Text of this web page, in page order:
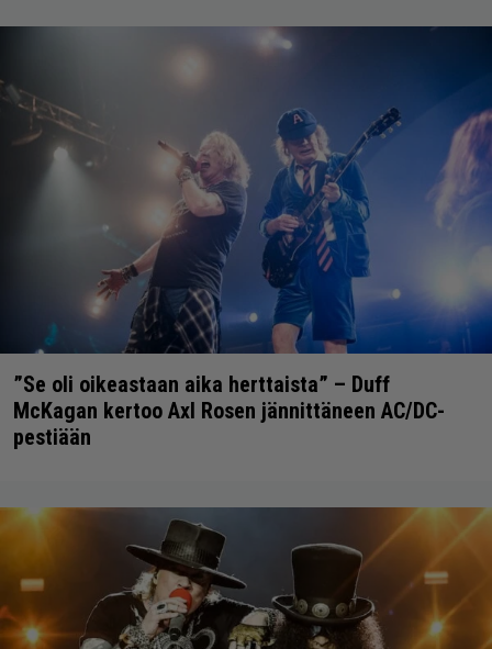
”Se oli oikeastaan aika herttaista” – Duff
McKagan kertoo Axl Rosen jännittäneen AC/DC-
pestiään